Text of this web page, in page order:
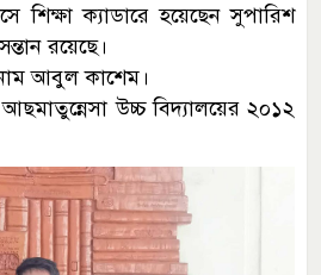
শিক্ষা ক্যাডারে হয়েছেন সুপারিশ
রয়েছে।
আবুল কাশেম।
উচ্চ বিদ্যালয়ের ২০১২